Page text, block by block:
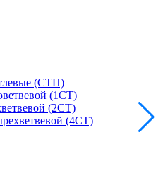
(СТП)
(1СТ)
(2СТ)
(4СТ)